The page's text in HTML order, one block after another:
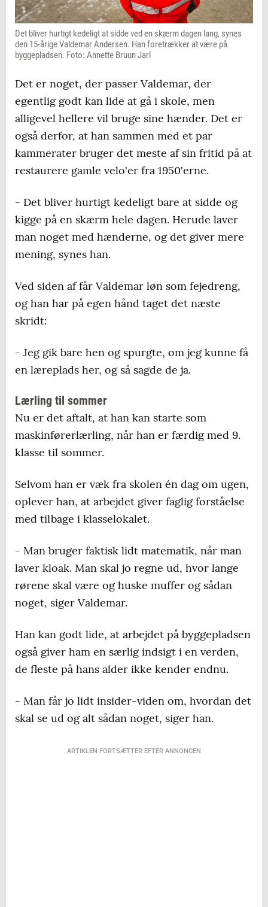
Det bliver hurtigt kedeligt at sidde ved en skærm dagen lang, synes
den 15-årige Valdemar Andersen. Han foretrækker at være på
byggepladsen. Foto: Annette Bruun Jarl
Det er noget, der passer Valdemar, der
egentlig godt kan lide at gå i skole, men
alligevel hellere vil bruge sine hænder. Det er
også derfor, at han sammen med et par
kammerater bruger det meste af sin fritid på at
restaurere gamle velo'er fra 1950'erne.
- Det bliver hurtigt kedeligt bare at sidde og
kigge på en skærm hele dagen. Herude laver
man noget med hænderne, og det giver mere
mening, synes han.
Ved siden af får Valdemar løn som fejedreng,
og han har på egen hånd taget det næste
skridt:
- Jeg gik bare hen og spurgte, om jeg kunne få
en læreplads her, og så sagde de ja.
Lærling til sommer
Nu er det aftalt, at han kan starte som
maskinførerlærling, når han er færdig med 9.
klasse til sommer.
Selvom han er væk fra skolen én dag om ugen,
oplever han, at arbejdet giver faglig forståelse
med tilbage i klasselokalet.
- Man bruger faktisk lidt matematik, når man
laver kloak. Man skal jo regne ud, hvor lange
rørene skal være og huske muffer og sådan
noget, siger Valdemar.
Han kan godt lide, at arbejdet på byggepladsen
også giver ham en særlig indsigt i en verden,
de fleste på hans alder ikke kender endnu.
- Man får jo lidt insider-viden om, hvordan det
skal se ud og alt sådan noget, siger han.
ARTIKLEN FORTSÆTTER EFTER ANNONCEN